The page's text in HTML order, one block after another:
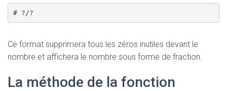
# ?/?
Ce format supprimera tous les zéros inutiles devant le
nombre et affichera le nombre sous forme de fraction.
La méthode de la fonction